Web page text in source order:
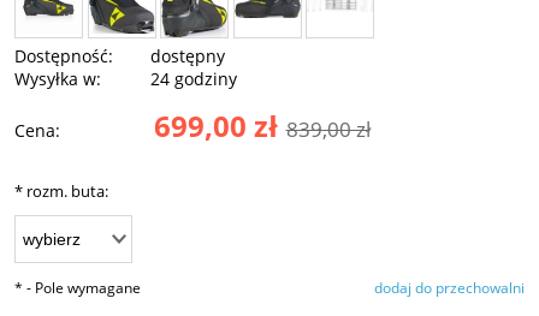
Dostępność:
dostępny
Wysyłka w:
24 godziny
Cena: 699,00 zł 839,00 zł
* rozm. buta:
dodaj do przechowalni
* - Pole wymagane